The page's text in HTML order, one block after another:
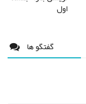
اول
گفتگو ها